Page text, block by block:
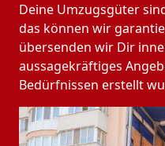
Deine Umzugsgüter
das können wir
übersenden wir Dir
aussagekräftiges
Bedürfnissen erstellt